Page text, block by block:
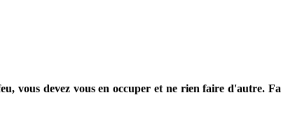
vous devez vous en occuper et ne rien faire d'autre.